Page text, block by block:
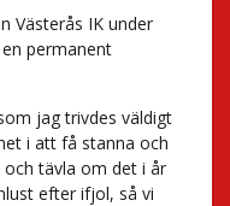
Västerås IK under
permanent
jag trivdes väldigt
i att få stanna och
och tävla om det i år
efter ifjol, så vi